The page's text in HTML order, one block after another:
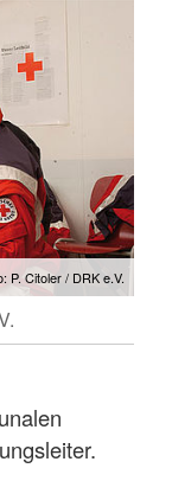
P. Citoler / DRK e.V.